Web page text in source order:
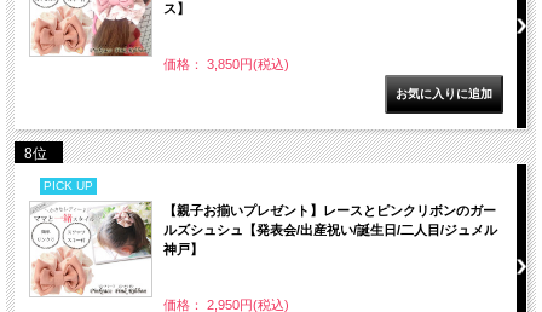
ス】
価格： 3,850円(税込)
8位
PICK UP
【親子お揃いプレゼント】レースとピンクリボンのガー
ルズシュシュ【発表会/出産祝い/誕生日/二人目/ジュメル
神戸】
価格： 2,950円(税込)